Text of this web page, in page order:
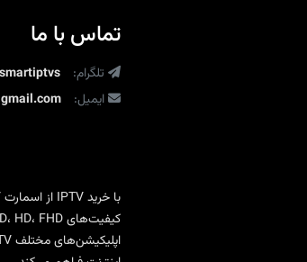
تماس با ما
تلگرام:
ایمیل:
با خرید IPTV ازاسمارت IPTV